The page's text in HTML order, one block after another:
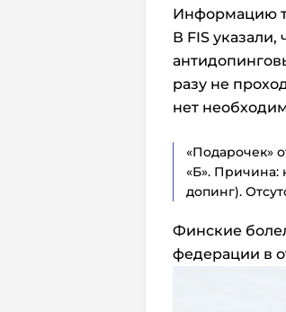
Информацию
В FIS указали,
разу не
нет
«Подарочек»
«Б». Причина:
допинг).
Финские
федерации в